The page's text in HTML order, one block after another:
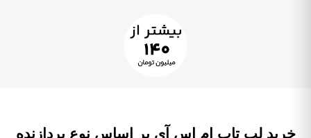
خرید لپ تاپ ام اس آی بر اساس نوع پردازنده